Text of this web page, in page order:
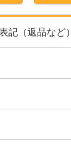
記（返品など）